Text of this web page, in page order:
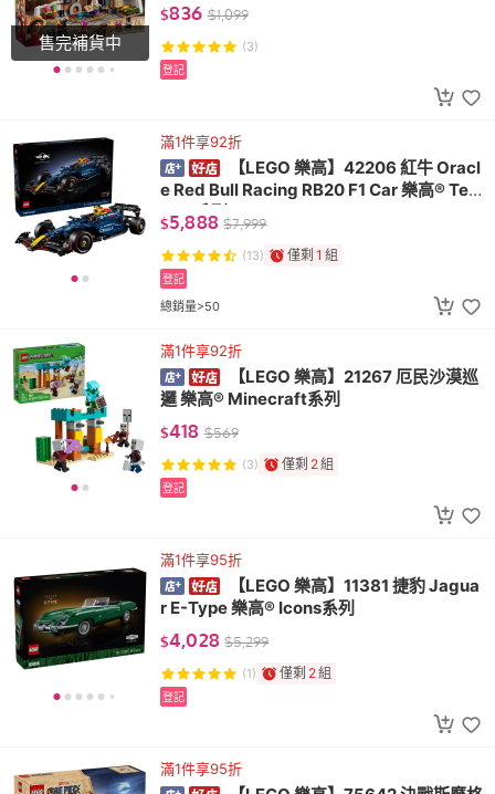
售完補貨中
$836 $1,099
(3)
登記
滿1件享92折
【LEGO 樂高】42206 紅牛 Oracl
e Red Bull Racing RB20 F1 Car 樂高® Tec
hnic系列
$5,888 $7,999
(13) 僅剩 1 組
總銷量>50
登記
滿1件享92折
【LEGO 樂高】21267 厄民沙漠巡
邏 樂高® Minecraft系列
$418 $569
(3) 僅剩 2組
登記
滿1件享95折
【LEGO 樂高】11381 捷豹 Jagua
r E-Type 樂高® Icons系列
$4,028 $5,299
(1) 僅剩 2組
登記
滿1件享95折